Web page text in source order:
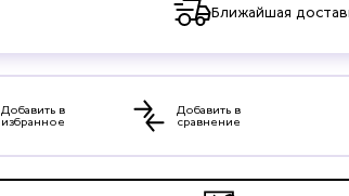
Ближайшая
Добавить в
избранное
Добавить в
сравнение